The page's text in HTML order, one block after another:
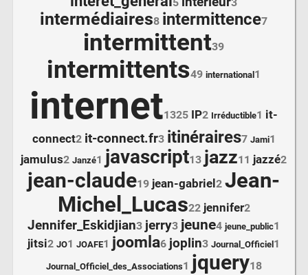
intermédiaires8 intermittence7
intermittent39
intermittents49 international 1
internet1325 IP2 Irréductible1 it-
connect2 it-connect.fr3 itinéraires7 Jami1
jamulus2 Janzé1 javascript13 jazz11 jazzé2
jean-claude19 jean-gabriel2 Jean-
Michel_Lucas22 jennifer2
Jennifer_Eskidjian3 jerry3 jeune4 jeune_public1
jitsi2 JO1 JOAFE1 joomla6 joplin3 Journal_Officiel 1
Journal_Officiel_des_Associations1 jquery18